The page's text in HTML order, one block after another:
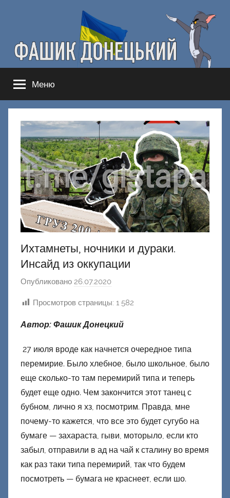
Фашик
Донецкий
гнобят
русню
Меню
Ихтамнеты, ночники и дураки.
Инсайд из оккупации
Опубликовано 26.07.2020
т
о
о
м
Ф
а
о
н
е
Просмотров страницы: 1 582
Автор: Фашик Донецкий
27 июля вроде как начнется очередное типа
перемирие. Было хлебное, было школьное, было
еще сколько-то там перемирий типа и теперь
будет еще одно. Чем закончится этот танец с
бубном, лично я хз, посмотрим. Правда, мне
почему-то кажется, что все это будет сугубо на
бумаге — захараста, гыви, моторыло, если кто
забыл, отправили в ад на чай к сталину во время
как раз таки типа перемирий, так что будем
посмотреть — бумага не краснеет, если шо.